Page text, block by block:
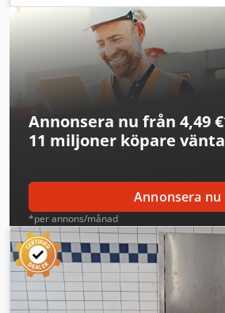
torktumlare - Elscheman
justerbar i höjd och bredd. Maximal
höjd 420 mm x 270 mm Dkjdpfx
på maskinen längd x bredd x höjd
1640 mm Det är möjligt att besiktiga
lådor på plats. Vid frågor eller
kontakta oss. Med vänliga hälsningar,
Annonsera nu från 4,49 €
11 miljoner köpare
Annonsera nu
*per annons/månad